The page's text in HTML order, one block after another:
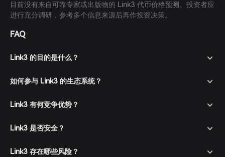
目前没有来自可靠专家或出版物的 Link3 代币价格预测。投资者应
进行充分调研，参考多个信息来源后再作投资决策。
FAQ
Link3 的目的是什么？
如何参与 Link3 的生态系统？
Link3 有何竞争优势？
Link3 是否安全？
Link3 存在哪些风险？